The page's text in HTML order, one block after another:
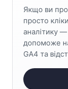
Якщо ви
просто
аналітику
допоможе
GA4 та